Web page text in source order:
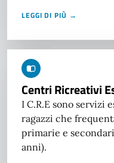
LEGGI DI PIÙ →
Centri Ricreativi
I C.R.E sono servizi
ragazzi che
primarie e
anni).